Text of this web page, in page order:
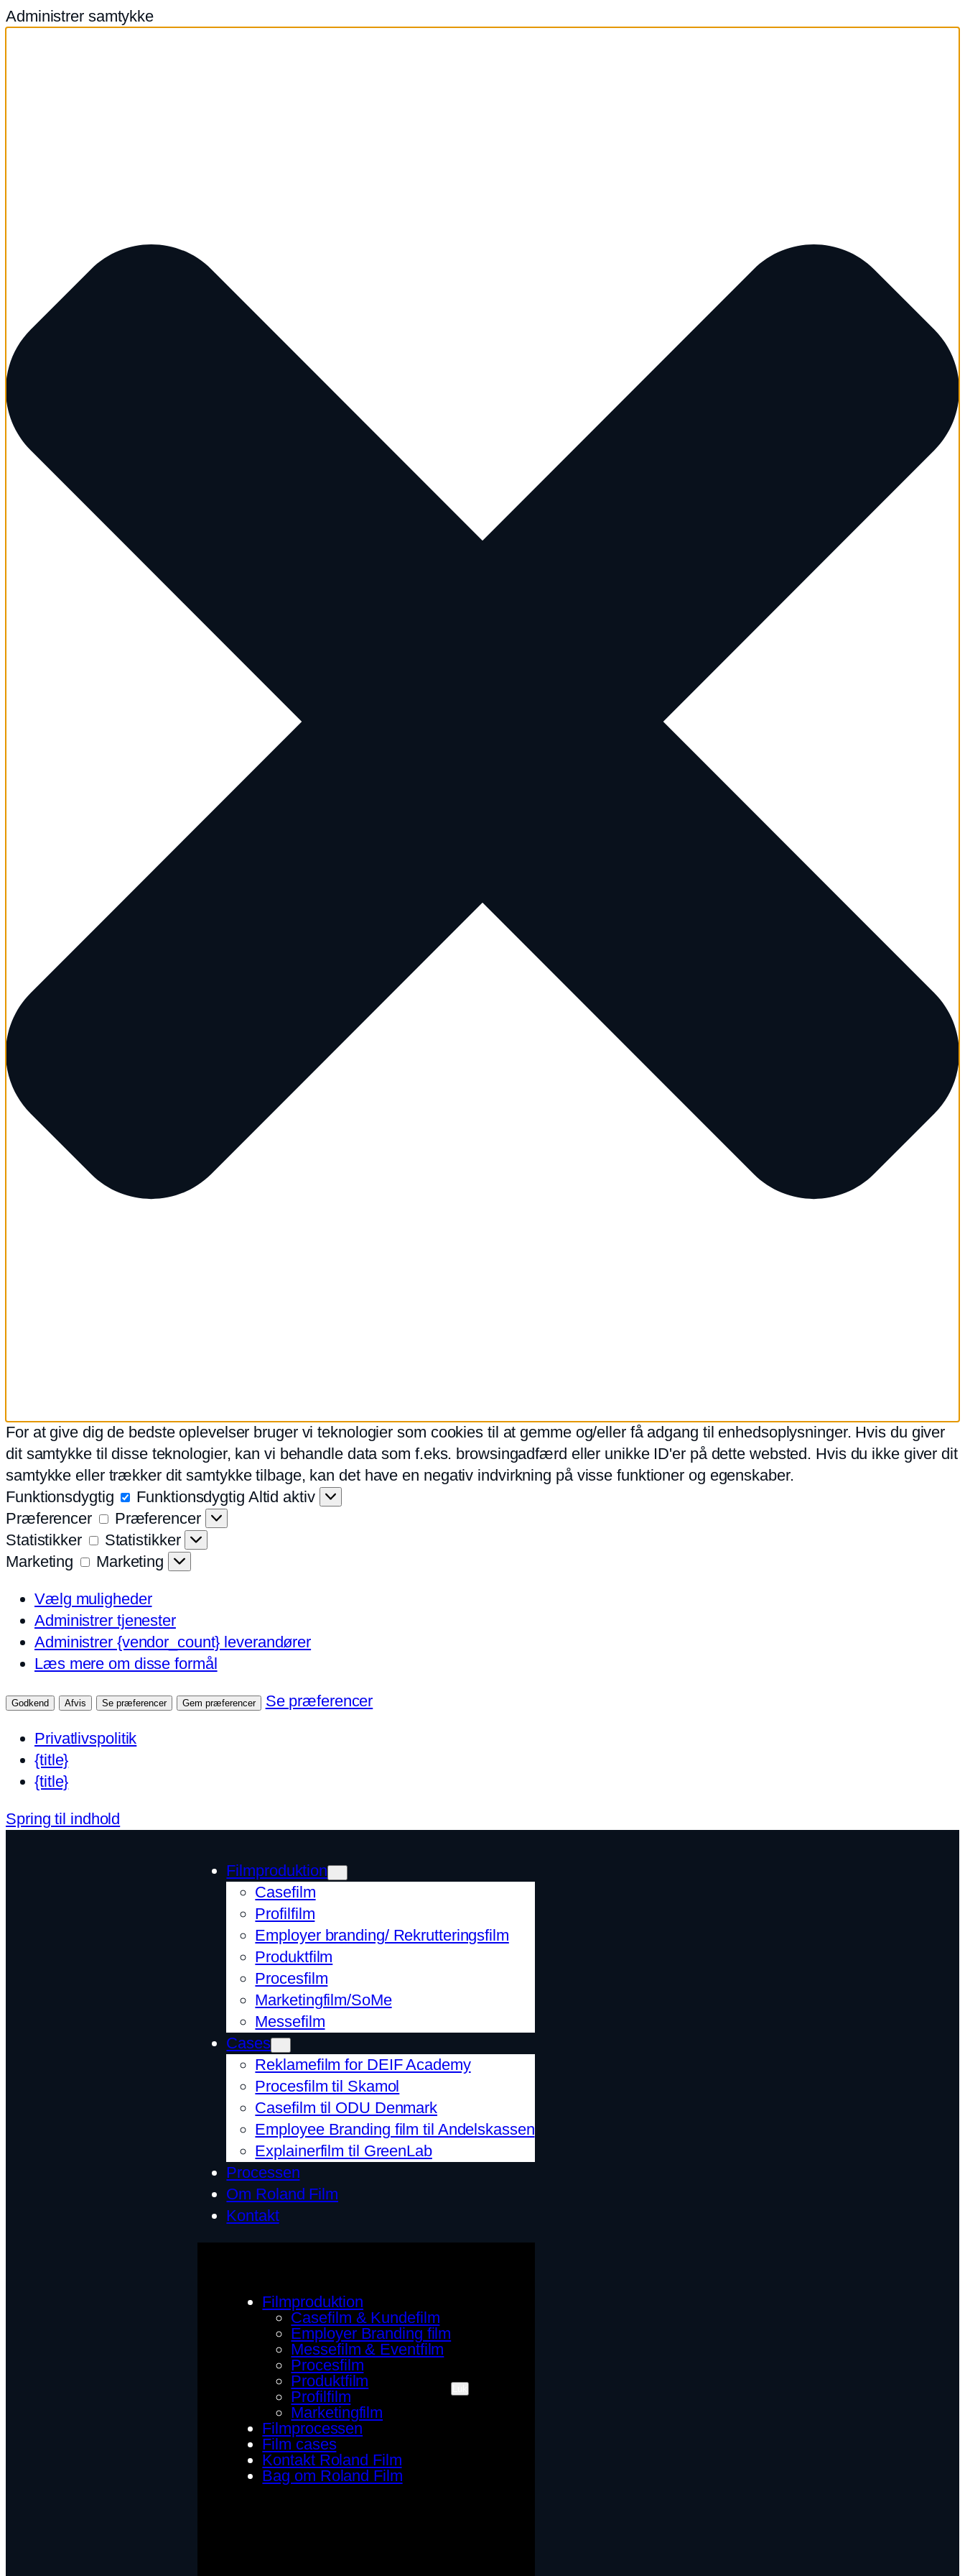
Administrer samtykke
For at give dig de bedste oplevelser bruger vi teknologier som cookies til at gemme og/eller få adgang til enhedsoplysninger. Hvis du giver
dit samtykke til disse teknologier, kan vi behandle data som f.eks. browsingadfærd eller unikke ID'er på dette websted. Hvis du ikke giver dit
samtykke eller trækker dit samtykke tilbage, kan det have en negativ indvirkning på visse funktioner og egenskaber.
Funktionsdygtig
Funktionsdygtig Altid aktiv
Præferencer
Præferencer
Statistikker
Statistikker
Marketing
Marketing
Vælg muligheder
Administrer tjenester
Administrer {vendor_count} leverandører
Læs mere om disse formål
Godkend Afvis Se præferencer Gem præferencer Se præferencer
Privatlivspolitik
{title}
{title}
Spring til indhold
Filmproduktion
Casefilm
Profilfilm
Employer branding/ Rekrutteringsfilm
Produktfilm
Procesfilm
Marketingfilm/SoMe
Messefilm
Cases
Reklamefilm for DEIF Academy
Procesfilm til Skamol
Casefilm til ODU Denmark
Employee Branding film til Andelskassen
Explainerfilm til GreenLab
Processen
Om Roland Film
Kontakt
Filmproduktion
Casefilm & Kundefilm
Employer Branding film
Messefilm & Eventfilm
Procesfilm
Produktfilm
Profilfilm
Marketingfilm
Filmprocessen
Film cases
Kontakt Roland Film
Bag om Roland Film